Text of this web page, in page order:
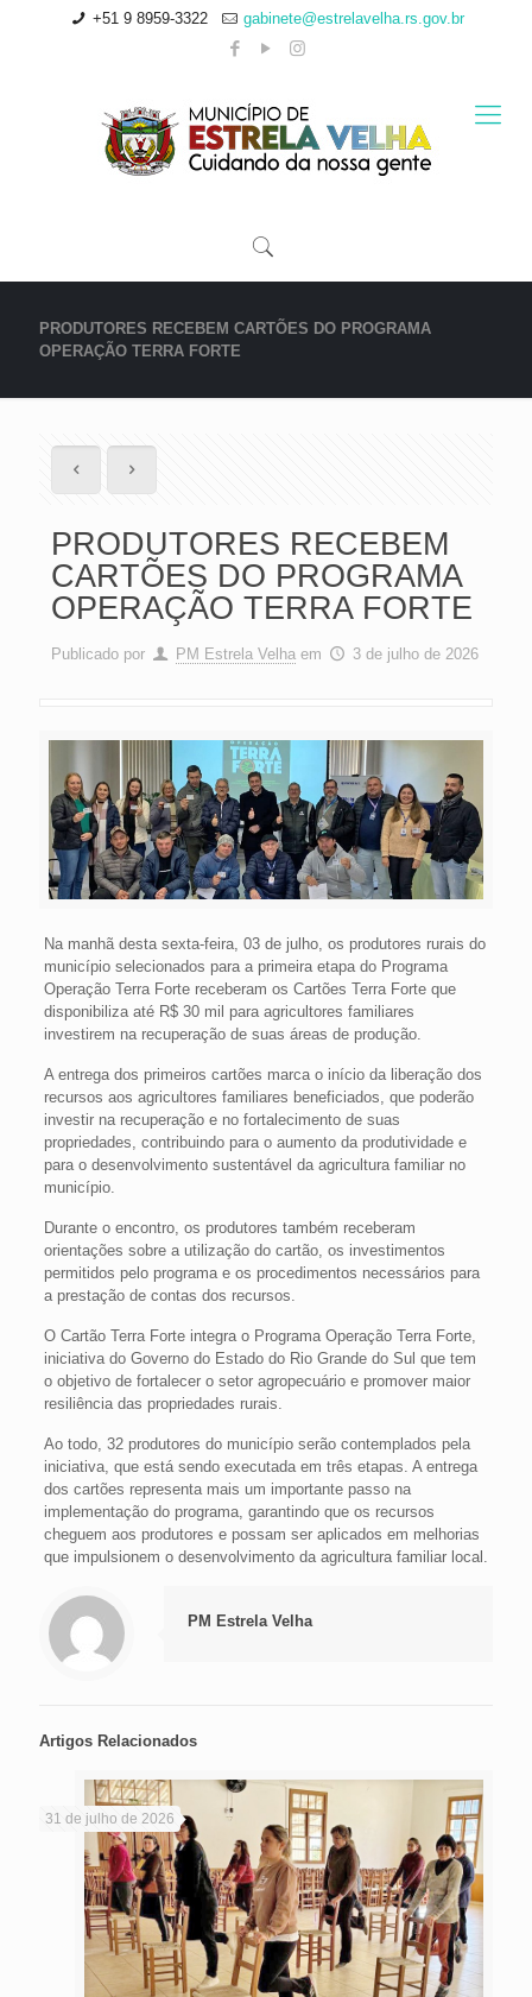
+51 9 8959-3322 gabinete@estrelavelha.rs.gov.br
PRODUTORES RECEBEM CARTÕES DO PROGRAMA
OPERAÇÃO TERRA FORTE
PRODUTORES RECEBEM
CARTÕES DO PROGRAMA
OPERAÇÃO TERRA FORTE
Publicado por PM Estrela Velha em 3 de julho de 2026
Na manhã desta sexta-feira, 03 de julho, os produtores rurais do
município selecionados para a primeira etapa do Programa
Operação Terra Forte receberam os Cartões Terra Forte que
disponibiliza até R$ 30 mil para agricultores familiares
investirem na recuperação de suas áreas de produção.
A entrega dos primeiros cartões marca o início da liberação dos
recursos aos agricultores familiares beneficiados, que poderão
investir na recuperação e no fortalecimento de suas
propriedades, contribuindo para o aumento da produtividade e
para o desenvolvimento sustentável da agricultura familiar no
município.
Durante o encontro, os produtores também receberam
orientações sobre a utilização do cartão, os investimentos
permitidos pelo programa e os procedimentos necessários para
a prestação de contas dos recursos.
O Cartão Terra Forte integra o Programa Operação Terra Forte,
iniciativa do Governo do Estado do Rio Grande do Sul que tem
o objetivo de fortalecer o setor agropecuário e promover maior
resiliência das propriedades rurais.
Ao todo, 32 produtores do município serão contemplados pela
iniciativa, que está sendo executada em três etapas. A entrega
dos cartões representa mais um importante passo na
implementação do programa, garantindo que os recursos
cheguem aos produtores e possam ser aplicados em melhorias
que impulsionem o desenvolvimento da agricultura familiar local.
PM Estrela Velha
Artigos Relacionados
31 de julho de 2026